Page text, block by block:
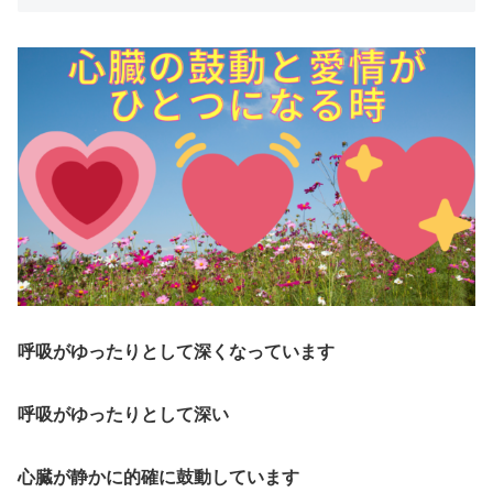
呼吸がゆったりとして深くなっています
呼吸がゆったりとして深い
心臓が静かに的確に鼓動しています